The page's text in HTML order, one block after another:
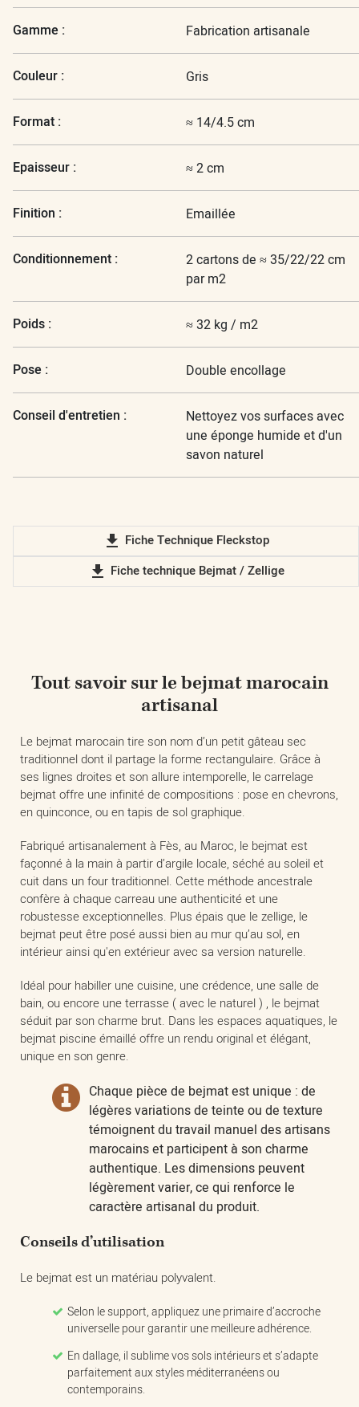
Gamme : Fabrication artisanale
Couleur : Gris
Format : ≈ 14/4.5 cm
Epaisseur : ≈ 2 cm
Finition : Emaillée
Conditionnement :
2 cartons de ≈ 35/22/22 cm
par m2
Poids : ≈ 32 kg / m2
Pose : Double encollage
Conseil d'entretien :
Nettoyez vos surfaces avec
une éponge humide et d'un
savon naturel
file_download Fiche Technique Fleckstop
file_download Fiche technique Bejmat / Zellige
Tout savoir sur le bejmat marocain
artisanal
Le bejmat marocain tire son nom d’un petit gâteau sec
traditionnel dont il partage la forme rectangulaire. Grâce à
ses lignes droites et son allure intemporelle, le carrelage
bejmat offre une infinité de compositions : pose en chevrons,
en quinconce, ou en tapis de sol graphique.
Fabriqué artisanalement à Fès, au Maroc, le bejmat est
façonné à la main à partir d’argile locale, séché au soleil et
cuit dans un four traditionnel. Cette méthode ancestrale
confère à chaque carreau une authenticité et une
robustesse exceptionnelles. Plus épais que le zellige, le
bejmat peut être posé aussi bien au mur qu’au sol, en
intérieur ainsi qu'en extérieur avec sa version naturelle.
Idéal pour habiller une cuisine, une crédence, une salle de
bain, ou encore une terrasse ( avec le naturel ) , le bejmat
séduit par son charme brut. Dans les espaces aquatiques, le
bejmat piscine émaillé offre un rendu original et élégant,
unique en son genre.
Chaque pièce de bejmat est unique : de
légères variations de teinte ou de texture
témoignent du travail manuel des artisans
marocains et participent à son charme
authentique. Les dimensions peuvent
légèrement varier, ce qui renforce le
caractère artisanal du produit.
Conseils d’utilisation
Le bejmat est un matériau polyvalent.
Selon le support, appliquez une primaire d’accroche
universelle pour garantir une meilleure adhérence.
En dallage, il sublime vos sols intérieurs et s’adapte
parfaitement aux styles méditerranéens ou
contemporains.